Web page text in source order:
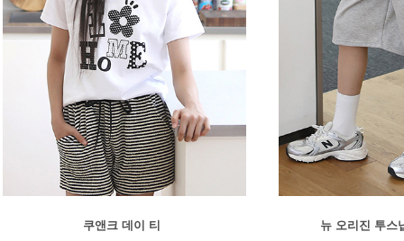
쿠앤크 데이 티
뉴 오리진 투스